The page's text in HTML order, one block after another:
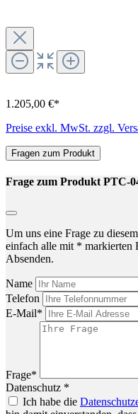
1.205,00 €*
Preise exkl. MwSt. zzgl.
Fragen zum Produkt
Frage zum Produkt PTC-
Um uns eine Frage zu
einfach alle mit * markierten
Absenden.
Name
Telefon
E-Mail*
Frage*
Datenschutz *
Ich habe die